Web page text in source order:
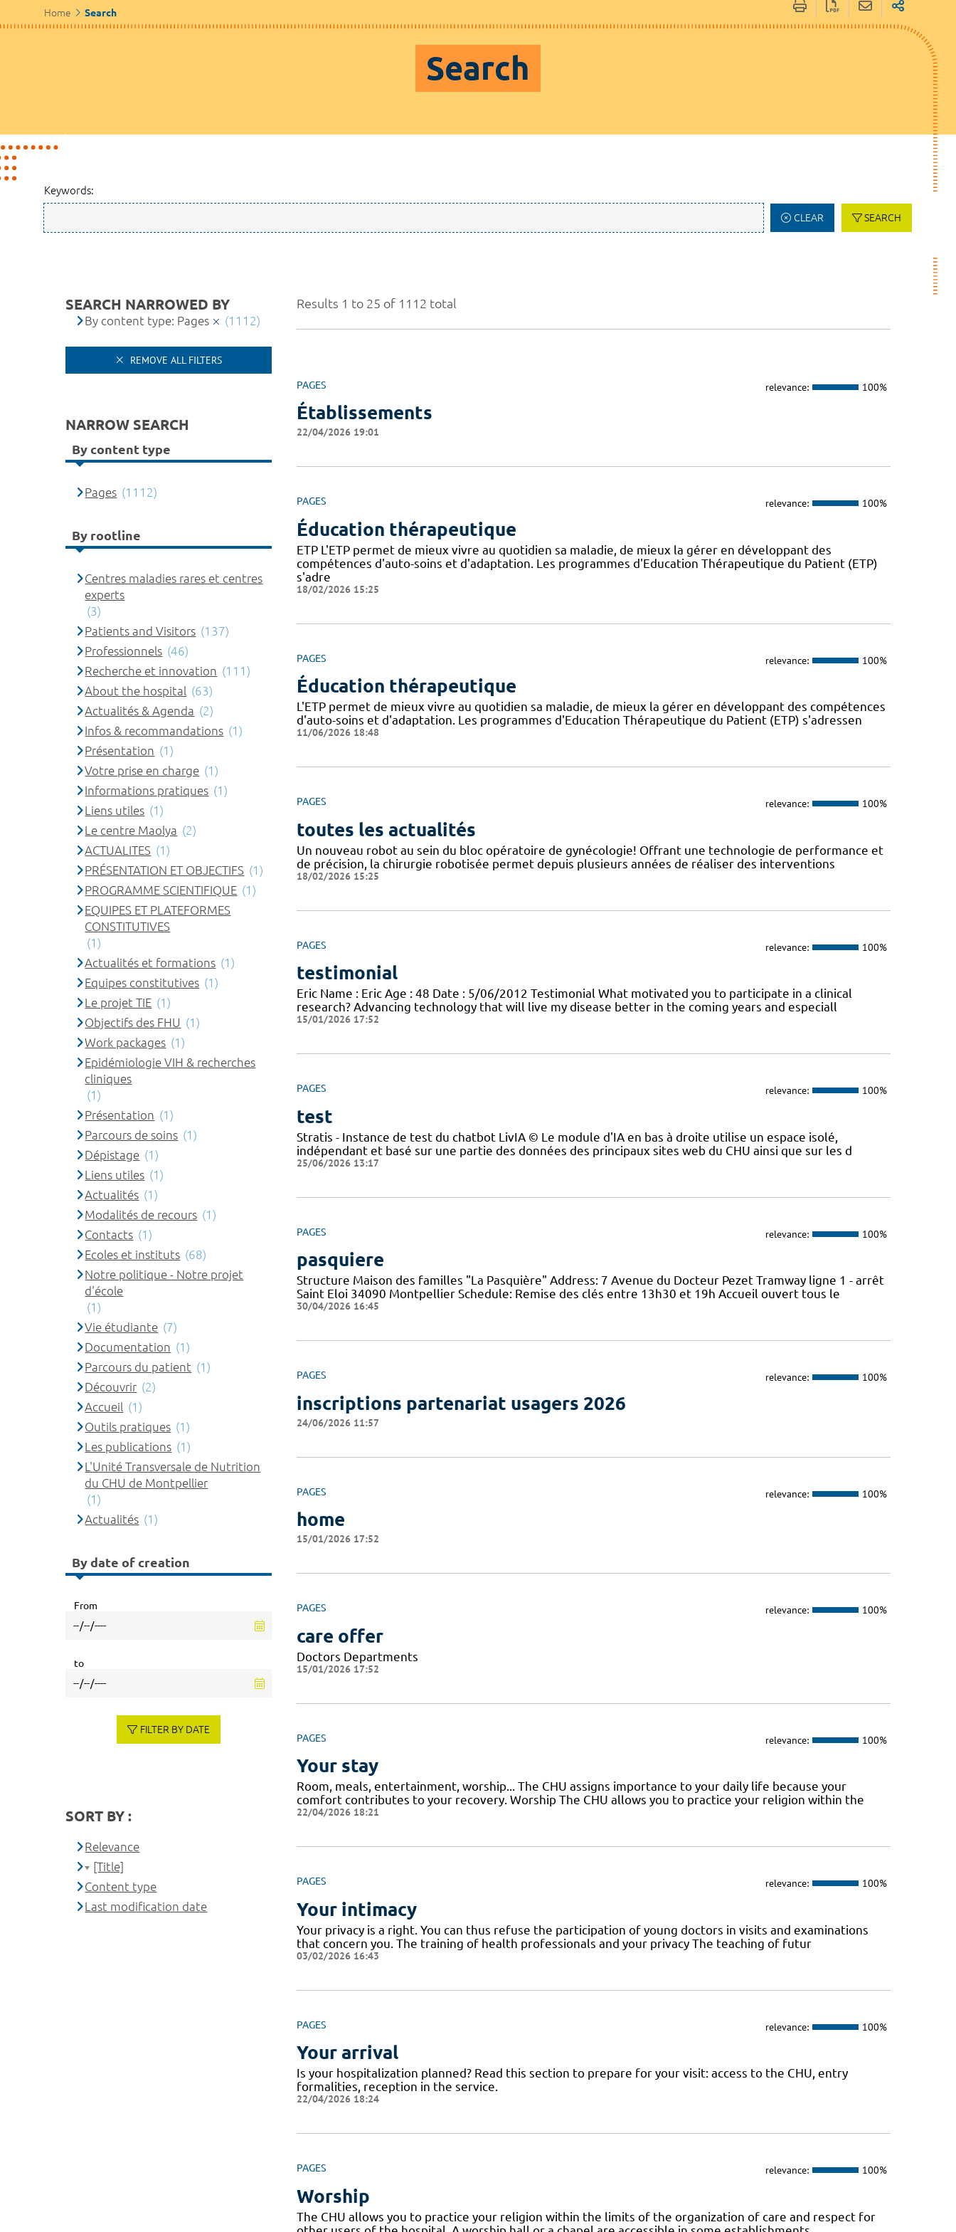
Home Search
Search
Keywords:
CLEAR SEARCH
Results 1 to 25 of 1112 total
PAGES relevance: 100%
Établissements
22/04/2026 19:01
PAGES relevance: 100%
Éducation thérapeutique
ETP L'ETP permet de mieux vivre au quotidien sa maladie, de mieux la gérer en développant des
compétences d'auto-soins et d'adaptation. Les programmes d'Education Thérapeutique du Patient (ETP)
s'adre
18/02/2026 15:25
PAGES relevance: 100%
Éducation thérapeutique
L'ETP permet de mieux vivre au quotidien sa maladie, de mieux la gérer en développant des compétences
d'auto-soins et d'adaptation. Les programmes d'Education Thérapeutique du Patient (ETP) s'adressen
11/06/2026 18:48
PAGES relevance: 100%
toutes les actualités
Un nouveau robot au sein du bloc opératoire de gynécologie! Offrant une technologie de performance et
de précision, la chirurgie robotisée permet depuis plusieurs années de réaliser des interventions
18/02/2026 15:25
PAGES relevance: 100%
testimonial
Eric Name : Eric Age : 48 Date : 5/06/2012 Testimonial What motivated you to participate in a clinical
research? Advancing technology that will live my disease better in the coming years and especiall
15/01/2026 17:52
PAGES relevance: 100%
test
Stratis - Instance de test du chatbot LivIA © Le module d'IA en bas à droite utilise un espace isolé,
indépendant et basé sur une partie des données des principaux sites web du CHU ainsi que sur les d
25/06/2026 13:17
PAGES relevance: 100%
pasquiere
Structure Maison des familles "La Pasquière" Address: 7 Avenue du Docteur Pezet Tramway ligne 1 - arrêt
Saint Eloi 34090 Montpellier Schedule: Remise des clés entre 13h30 et 19h Accueil ouvert tous le
30/04/2026 16:45
PAGES relevance: 100%
inscriptions partenariat usagers 2026
24/06/2026 11:57
PAGES relevance: 100%
home
15/01/2026 17:52
PAGES relevance: 100%
care offer
Doctors Departments
15/01/2026 17:52
PAGES relevance: 100%
Your stay
Room, meals, entertainment, worship... The CHU assigns importance to your daily life because your
comfort contributes to your recovery. Worship The CHU allows you to practice your religion within the
22/04/2026 18:21
PAGES relevance: 100%
Your intimacy
Your privacy is a right. You can thus refuse the participation of young doctors in visits and examinations
that concern you. The training of health professionals and your privacy The teaching of futur
03/02/2026 16:43
PAGES relevance: 100%
Your arrival
Is your hospitalization planned? Read this section to prepare for your visit: access to the CHU, entry
formalities, reception in the service.
22/04/2026 18:24
PAGES relevance: 100%
Worship
The CHU allows you to practice your religion within the limits of the organization of care and respect for
SEARCH NARROWED BY
By content type: Pages (1112)
REMOVE ALL FILTERS
NARROW SEARCH
By content type
Pages (1112)
By rootline
Centres maladies rares et centres
experts
(3)
Patients and Visitors (137)
Professionnels (46)
Recherche et innovation (111)
About the hospital (63)
Actualités & Agenda (2)
Infos & recommandations (1)
Présentation (1)
Votre prise en charge (1)
Informations pratiques (1)
Liens utiles (1)
Le centre Maolya (2)
ACTUALITES (1)
PRÉSENTATION ET OBJECTIFS (1)
PROGRAMME SCIENTIFIQUE (1)
EQUIPES ET PLATEFORMES
CONSTITUTIVES
(1)
Actualités et formations (1)
Equipes constitutives (1)
Le projet TIE (1)
Objectifs des FHU (1)
Work packages (1)
Epidémiologie VIH & recherches
cliniques
(1)
Présentation (1)
Parcours de soins (1)
Dépistage (1)
Liens utiles (1)
Actualités (1)
Modalités de recours (1)
Contacts (1)
Ecoles et instituts (68)
Notre politique - Notre projet
d'école
(1)
Vie étudiante (7)
Documentation (1)
Parcours du patient (1)
Découvrir (2)
Accueil (1)
Outils pratiques (1)
Les publications (1)
L'Unité Transversale de Nutrition
du CHU de Montpellier
(1)
Actualités (1)
By date of creation
From
to
FILTER BY DATE
SORT BY :
Relevance
[Title]
Content type
Last modification date